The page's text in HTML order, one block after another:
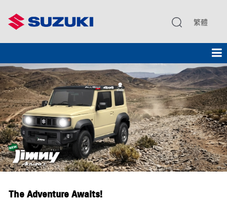
繁體
The Adventure Awaits!